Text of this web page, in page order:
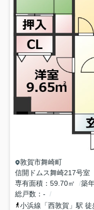
敦賀市舞崎町
信開ドムス舞崎217号室
専有面積
59.70㎡ 築
総戸数
-
小浜線 「西敦賀 」駅